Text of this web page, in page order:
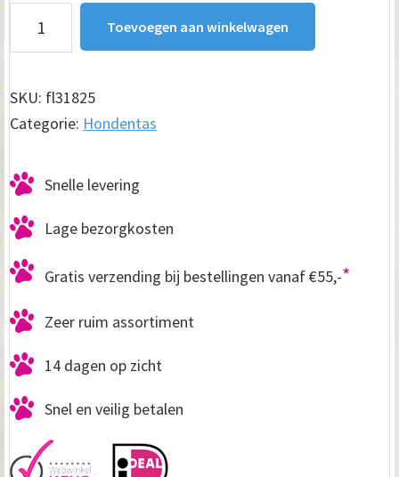
draagtas
Divina
aantal
Toevoegen aan winkelwagen
SKU: fl31825
Categorie: Hondentas
Snelle levering
Lage bezorgkosten
Gratis verzending bij bestellingen vanaf €55,-*
Zeer ruim assortiment
14 dagen op zicht
Snel en veilig betalen